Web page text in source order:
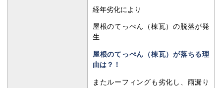
経年劣化により
屋根のてっぺん（棟瓦）の脱落が発
生
屋根のてっぺん（棟瓦）が落ちる理
由は？！
またルーフィングも劣化し、雨漏り